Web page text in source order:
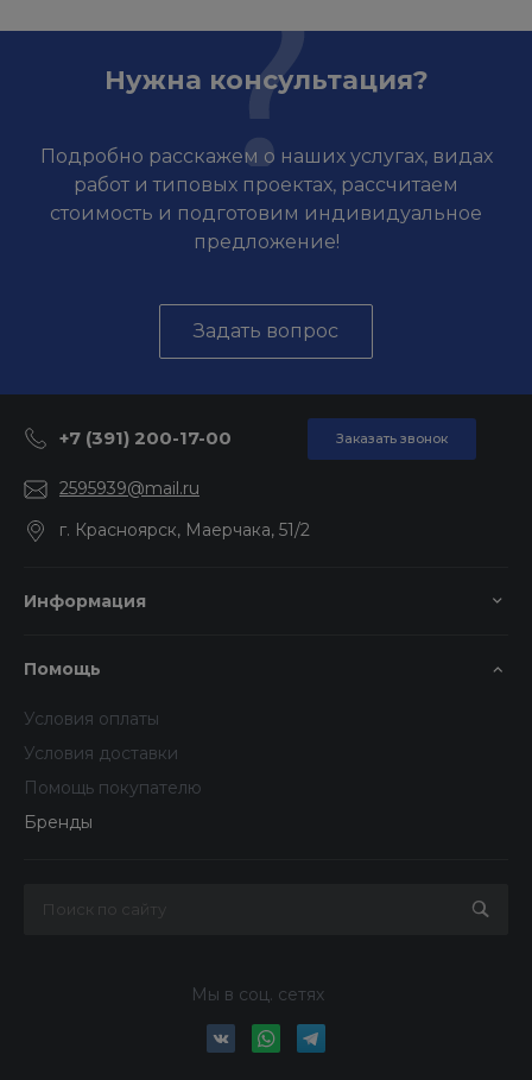
Нужна консультация?
Подробно расскажем о наших услугах, видах
работ и типовых проектах, рассчитаем
стоимость и подготовим индивидуальное
предложение!
Задать вопрос
+7 (391) 200-17-00 Заказать звонок
2595939@mail.ru
г. Красноярск, Маерчака, 51/2
Информация
Помощь
Условия оплаты
Условия доставки
Помощь покупателю
Бренды
Мы в соц. сетях